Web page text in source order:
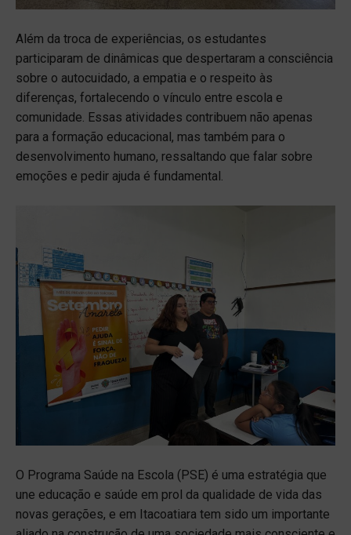
Além da troca de experiências, os estudantes
participaram de dinâmicas que despertaram a consciência
sobre o autocuidado, a empatia e o respeito às
diferenças, fortalecendo o vínculo entre escola e
comunidade. Essas atividades contribuem não apenas
para a formação educacional, mas também para o
desenvolvimento humano, ressaltando que falar sobre
emoções e pedir ajuda é fundamental.
O Programa Saúde na Escola (PSE) é uma estratégia que
une educação e saúde em prol da qualidade de vida das
novas gerações, e em Itacoatiara tem sido um importante